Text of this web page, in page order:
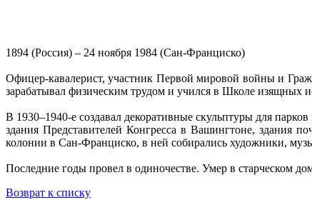
1894 (Россия) – 24 ноября 1984 (Сан-Франциско)
Офицер-кавалерист, участник Первой мировой войны и
зарабатывал физическим трудом и учился в Школе изящных
В 1930–1940-е создавал декоративные скульптуры для
здания Представителей Конгресса в Вашингтоне, здания
колонии в Сан-Франциско, в ней собирались художники,
Последние годы провел в одиночестве. Умер в старческом
Возврат к списку